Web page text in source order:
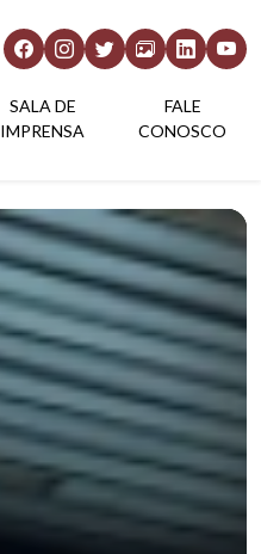
SALA DE
IMPRENSA
FALE
CONOSCO